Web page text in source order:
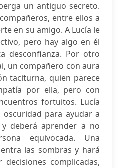
un antiguo secreto.
entre ellos a
en su amigo. A Lucía le
pero hay algo en él
desconfianza. Por otro
un compañero con aura
taciturna, quien parece
por ella, pero con
fortuitos. Lucía
para ayudar a
deberá aprender a no
equivocada. Una
las sombras y hará
complicadas,